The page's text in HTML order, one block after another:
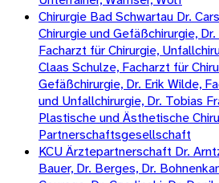
Chirurgie Bad Schwartau Dr.
Chirurgie und Gefäßchirurgie,
Facharzt für Chirurgie,
Claas Schulze, Facharzt für
Gefäßchirurgie, Dr. Erik Wilde,
und Unfallchirurgie, Dr. Tobias
Plastische und Ästhetische
Partnerschaftsgesellschaft
KCU Ärztepartnerschaft Dr.
Bauer, Dr. Berges, Dr.